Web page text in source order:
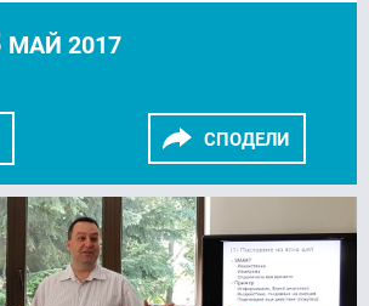
СПОДЕЛИ
МАЙ 2017
LINKEDIN